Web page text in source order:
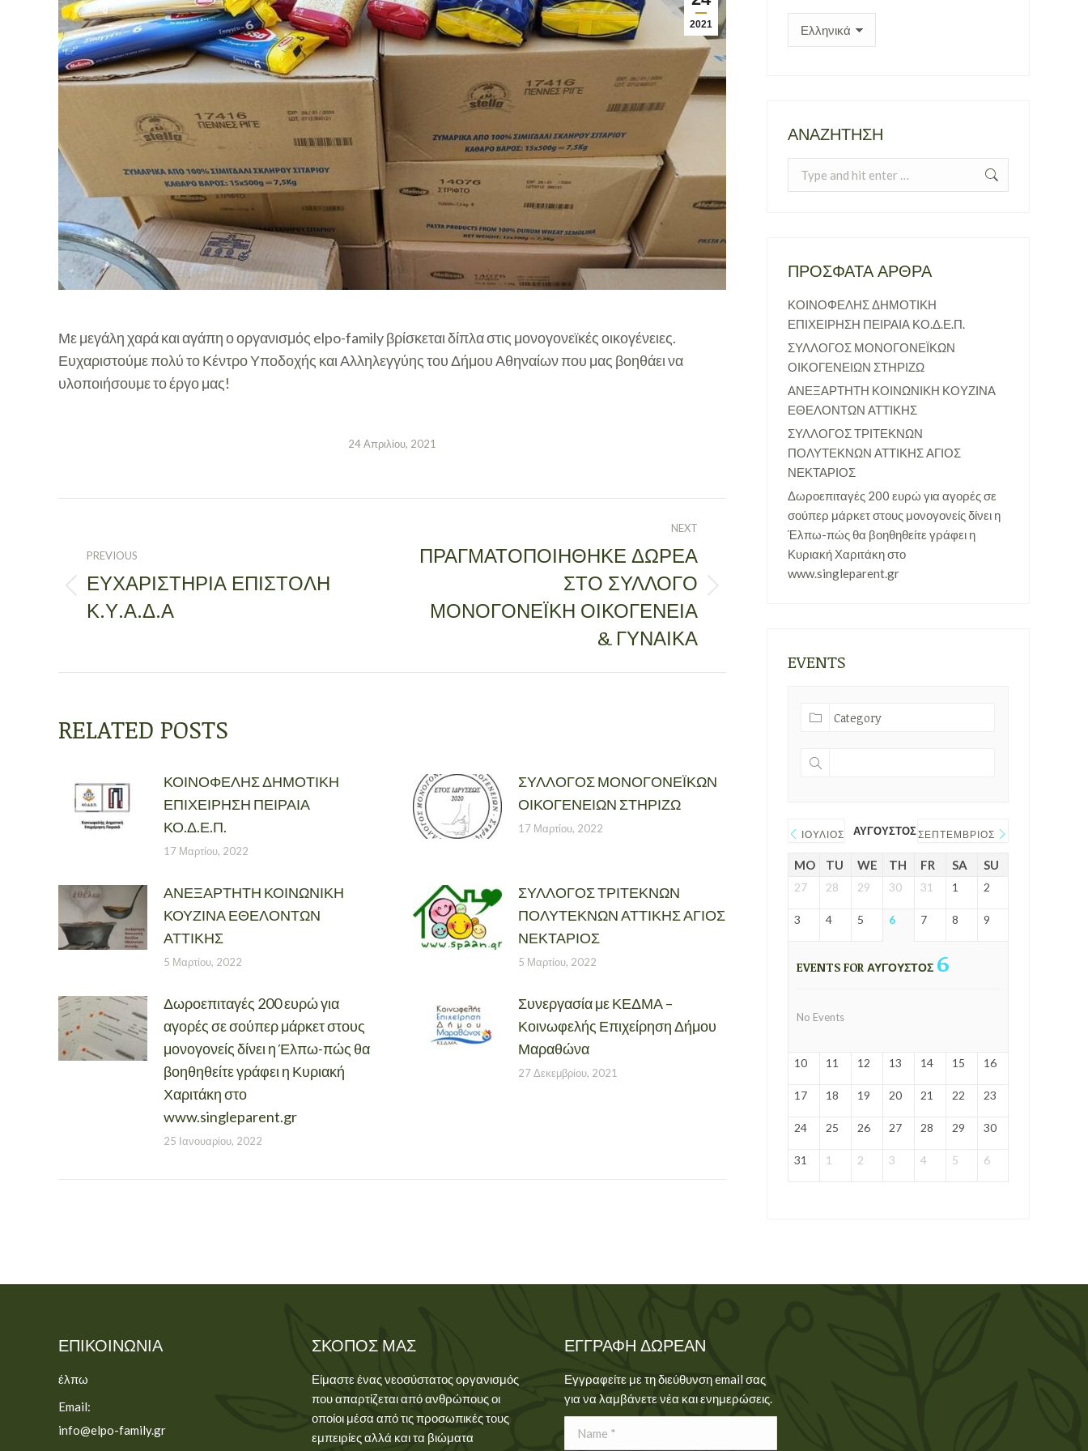
2021
Με μεγάλη χαρά και αγάπη ο οργανισμός elpo-family βρίσκεται δίπλα στις μονογονεϊκές οικογένειες.
Ευχαριστούμε πολύ το Κέντρο Υποδοχής και Αλληλεγγύης του Δήμου Αθηναίων που μας βοηθάει να
υλοποιήσουμε το έργο μας!
24 Απριλίου, 2021
NAVIGATION
PREVIOUS
Previous
post:
ΕΥΧΑΡΙΣΤΗΡΙΑ ΕΠΙΣΤΟΛΗ
Κ.Υ.Α.Δ.Α
NEXT
post:
ΠΡΑΓΜΑΤΟΠΟΙΗΘΗΚΕ ΔΩΡΕΑ
ΣΤΟ ΣΥΛΛΟΓΟ
ΜΟΝΟΓΟΝΕΪΚΗ ΟΙΚΟΓΕΝΕΙΑ
& ΓΥΝΑΙΚΑ
RELATED POSTS
ΚΟΙΝΟΦΕΛΗΣ ΔΗΜΟΤΙΚΗ
ΕΠΙΧΕΙΡΗΣΗ ΠΕΙΡΑΙΑ
ΚΟ.Δ.Ε.Π.
17 Μαρτίου, 2022
ΣΥΛΛΟΓΟΣ ΜΟΝΟΓΟΝΕΪΚΩΝ
ΟΙΚΟΓΕΝΕΙΩΝ ΣΤΗΡΙΖΩ
17 Μαρτίου, 2022
ΑΝΕΞΑΡΤΗΤΗ ΚΟΙΝΩΝΙΚΗ
ΚΟΥΖΙΝΑ ΕΘΕΛΟΝΤΩΝ
ΑΤΤΙΚΗΣ
5 Μαρτίου, 2022
ΣΥΛΛΟΓΟΣ ΤΡΙΤΕΚΝΩΝ
ΠΟΛΥΤΕΚΝΩΝ ΑΤΤΙΚΗΣ ΑΓΙΟΣ
ΝΕΚΤΑΡΙΟΣ
5 Μαρτίου, 2022
Δωροεπιταγές 200 ευρώ για
αγορές σε σούπερ μάρκετ στους
μονογονείς δίνει η Έλπω-πώς θα
βοηθηθείτε γράφει η Κυριακή
Χαριτάκη στο
www.singleparent.gr
25 Ιανουαρίου, 2022
Συνεργασία με ΚΕΔΜΑ –
Κοινωφελής Επιχείρηση Δήμου
Μαραθώνα
27 Δεκεμβρίου, 2021
ΑΝΑΖΉΤΗΣΗ
ΠΡΌΣΦΑΤΑ ΆΡΘΡΑ
ΚΟΙΝΟΦΕΛΗΣ ΔΗΜΟΤΙΚΗ
ΕΠΙΧΕΙΡΗΣΗ ΠΕΙΡΑΙΑ ΚΟ.Δ.Ε.Π.
ΣΥΛΛΟΓΟΣ ΜΟΝΟΓΟΝΕΪΚΩΝ
ΟΙΚΟΓΕΝΕΙΩΝ ΣΤΗΡΙΖΩ
ΑΝΕΞΑΡΤΗΤΗ ΚΟΙΝΩΝΙΚΗ ΚΟΥΖΙΝΑ
ΕΘΕΛΟΝΤΩΝ ΑΤΤΙΚΗΣ
ΣΥΛΛΟΓΟΣ ΤΡΙΤΕΚΝΩΝ
ΠΟΛΥΤΕΚΝΩΝ ΑΤΤΙΚΗΣ ΑΓΙΟΣ
ΝΕΚΤΑΡΙΟΣ
Δωροεπιταγές 200 ευρώ για αγορές σε
σούπερ μάρκετ στους μονογονείς δίνει η
Έλπω-πώς θα βοηθηθείτε γράφει η
Κυριακή Χαριτάκη στο
www.singleparent.gr
EVENTS
ΙΟΎΛΙΟΣ ΑΎΓΟΥΣΤΟΣ 2026ΣΕΠΤΈΜΒΡΙΟΣ
MO TU WE TH FR SA SU
27 28 29 30 31 1 2
3 4 5 6 7 8 9
EVENTS FOR ΑΎΓΟΥΣΤΟΣ 6
No Events
10 11 12 13 14 15 16
17 18 19 20 21 22 23
24 25 26 27 28 29 30
31 1 2 3 4 5 6
ΕΠΙΚΟΙΝΩΝΊΑ
έλπω
Email:
info@elpo-family.gr
ΣΚΟΠΌΣ ΜΑΣ
Είμαστε ένας νεοσύστατος οργανισμός
που απαρτίζεται από ανθρώπους οι
οποίοι μέσα από τις προσωπικές τους
εμπειρίες αλλά και τα βιώματα
ΕΓΓΡΑΦΉ ΔΩΡΕΆΝ
Εγγραφείτε με τη διεύθυνση email σας
για να λαμβάνετε νέα και ενημερώσεις.
Name *